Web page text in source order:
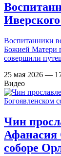
Воспитанники
Божией Матери
совершили
25 мая 2026 —
Видео
Чин
Афанасия
соборе